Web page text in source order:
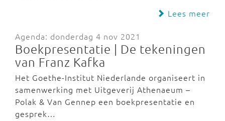
Lees meer
Agenda: donderdag 4 nov 2021
Boekpresentatie | De tekeningen
van Franz Kafka
Het Goethe-Institut Niederlande organiseert in
samenwerking met Uitgeverij Athenaeum –
Polak & Van Gennep een boekpresentatie en
gesprek…